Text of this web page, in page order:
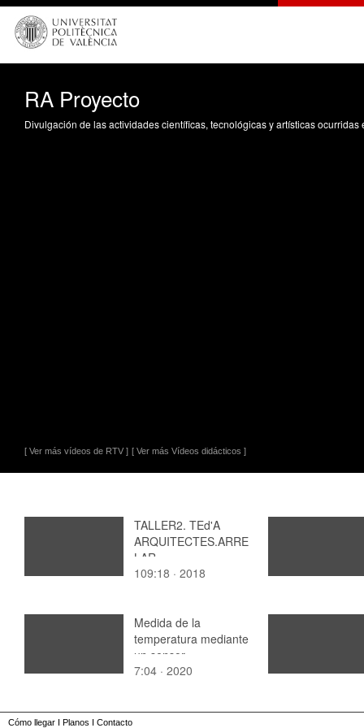
RA Proyecto
Divulgación de las actividades científicas, tecnológicas y artísticas ocurridas
[ Ver más vídeos de RTV ] [ Ver más Vídeos didácticos ]
TALLER2. TEd'A
ARQUITECTES.ARRE
LAR
109:18 · 2018
Medida de la
temperatura mediante
un sensor
termorresistivo (RTD)
7:04 · 2020
Cómo llegar I Planos I Contacto